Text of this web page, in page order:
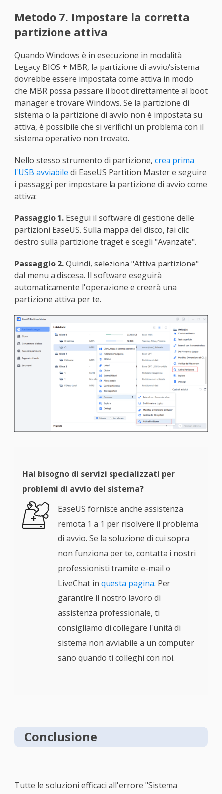
Metodo 7. Impostare la corretta
partizione attiva
Quando Windows è in esecuzione in modalità
Legacy BIOS + MBR, la partizione di avvio/sistema
dovrebbe essere impostata come attiva in modo
che MBR possa passare il boot direttamente al boot
manager e trovare Windows. Se la partizione di
sistema o la partizione di avvio non è impostata su
attiva, è possibile che si verifichi un problema con il
sistema operativo non trovato.
Nello stesso strumento di partizione, crea prima
l'USB avviabile di EaseUS Partition Master e seguire
i passaggi per impostare la partizione di avvio come
attiva:
Passaggio 1.Esegui il software di gestione delle
partizioni EaseUS. Sulla mappa del disco, fai clic
destro sulla partizione traget e scegli "Avanzate".
Passaggio 2.Quindi, seleziona "Attiva partizione"
dal menu a discesa. Il software eseguirà
automaticamente l'operazione e creerà una
partizione attiva per te.
Hai bisogno di servizi specializzati per
problemi di avvio del sistema?
EaseUS fornisce anche assistenza
remota 1 a 1 per risolvere il problema
di avvio. Se la soluzione di cui sopra
non funziona per te, contatta i nostri
professionisti tramite e-mail o
LiveChat in questa pagina. Per
garantire il nostro lavoro di
assistenza professionale, ti
consigliamo di collegare l'unità di
sistema non avviabile a un computer
sano quando ti colleghi con noi.
Conclusione
Tutte le soluzioni efficaci all'errore "Sistema